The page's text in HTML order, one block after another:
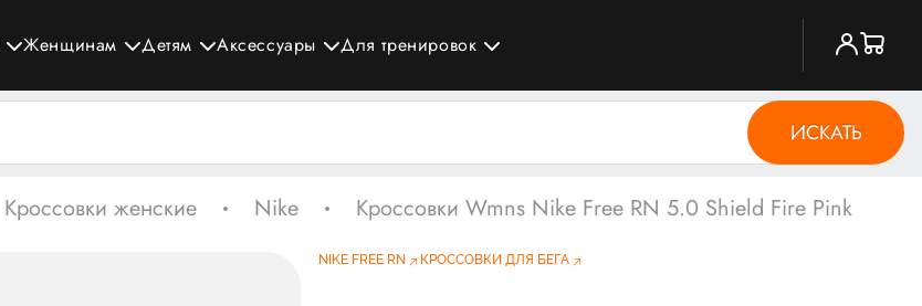
Женщинам Детям Аксессуары Для тренировок
ИСКАТЬ
Кроссовки женские Nike Кроссовки Wmns Nike Free RN 5.0 Shield Fire Pink
NIKE FREE RN КРОССОВКИ ДЛЯ БЕГА